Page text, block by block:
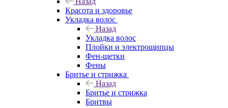
Красота и здоровье
Укладка волос
Назад
Укладка волос
Плойки и электрощипцы
Фен-щетки
Фены
Бритье и стрижка
Назад
Бритье и стрижка
Бритвы